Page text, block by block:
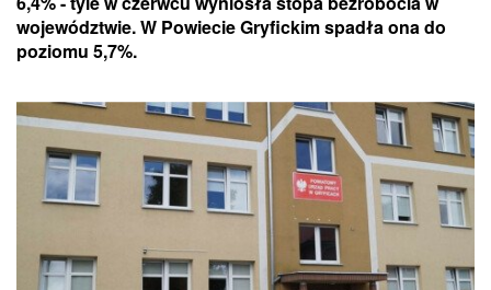
województwie. W Powiecie Gryfickim spadła ona do
poziomu 5,7%.